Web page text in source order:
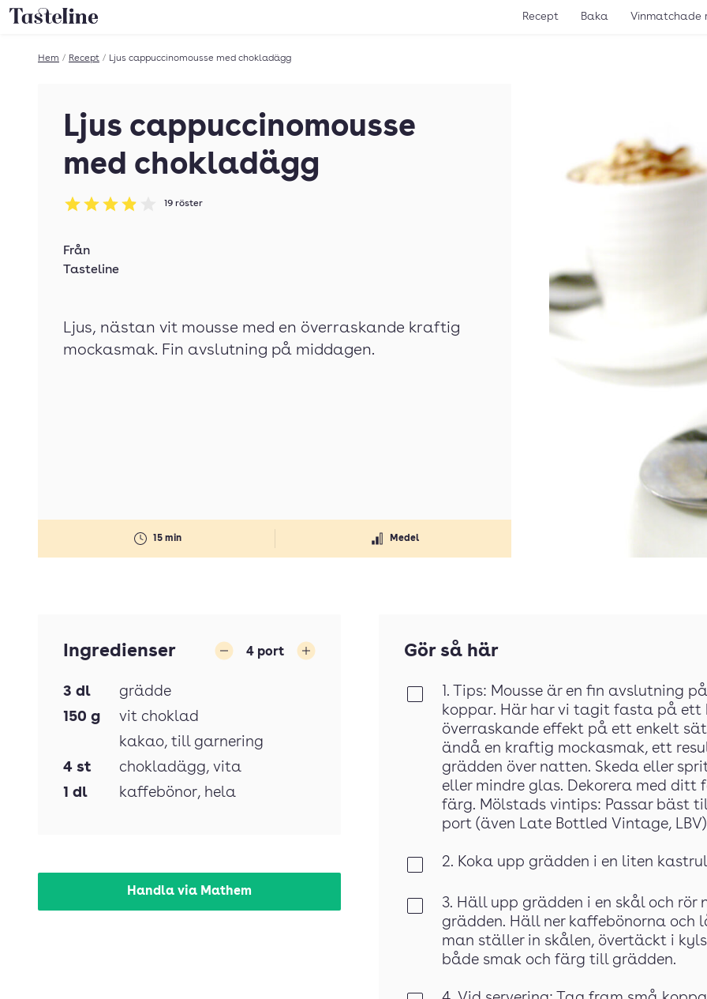
Till Tastelines startsida Recept Baka Vinmatchade
Hem / Recept / Ljus cappuccinomousse med chokladägg
Ljus cappuccinomousse
med chokladägg
Betyg: 3.89 av 5
19 röster
15 min Medel
Från
Tasteline
Ljus, nästan vit mousse med en överraskande kraftig
mockasmak. Fin avslutning på middagen.
Ingredienser 4 port
3 dl
grädde
150 g
vit choklad
kakao, till garnering
4 st chokladägg, vita
1 dl kaffebönor, hela
Handla via Mathem
Gör så här
1. Tips: Mousse är en fin avslutning
koppar. Här har vi tagit fasta på ett
överraskande effekt på ett enkelt
ändå en kraftig mockasmak, ett
grädden över natten. Skeda eller
eller mindre glas. Dekorera med
färg. Mölstads vintips: Passar bäst
port (även Late Bottled Vintage,
2. Koka upp grädden i en liten
3. Häll upp grädden i en skål och
grädden. Häll ner kaffebönorna
man ställer in skålen, övertäckt i
både smak och färg till grädden.